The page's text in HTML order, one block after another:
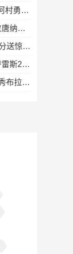
🏀夏联-步行者第三节爆发轻取鹈鹕河村勇辉5+5+12斯劳森22分
🏀夏联-热火5人上双轻取活塞止连败唐纳森20+8+10奥科里27分
🏀夏联-杨瀚森13+5+4帽&下半场11分送惊艳妙传开拓者力克掘金
🏀夏联-国王首节仅4分不敌绿军冈萨雷斯24+10+5塞纳克10+12
🏀夏联-雷霆不敌掘金夏联全败35号秀布拉齐尔32+6马拉14+7+6